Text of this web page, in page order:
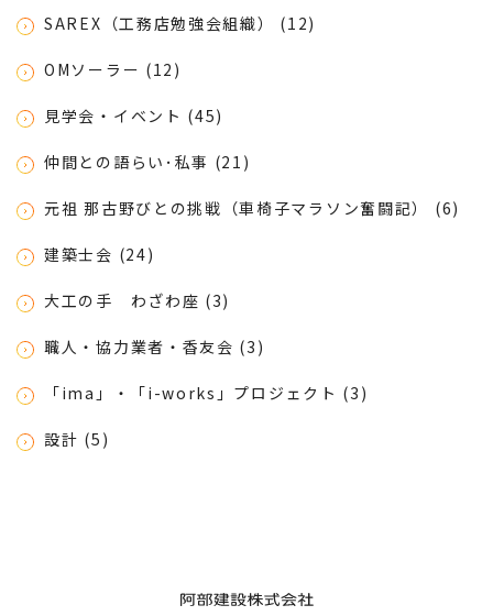
SAREX（工務店勉強会組織） (12)
OMソーラー (12)
見学会・イベント (45)
仲間との語らい･私事 (21)
元祖 那古野びとの挑戦（車椅子マラソン奮闘記） (6)
建築士会 (24)
大工の手 わざわ座 (3)
職人・協力業者・香友会 (3)
「ima」・「i-works」プロジェクト (3)
設計 (5)